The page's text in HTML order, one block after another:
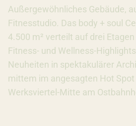
Außergewöhnliches Gebäude,
Fitnesstudio. Das body + soul
4.500 m² verteilt auf drei Etagen
Fitness- und Wellness-
Neuheiten in spektakulärer
mittem im angesagten Hot Spot
Werksviertel-Mitte am